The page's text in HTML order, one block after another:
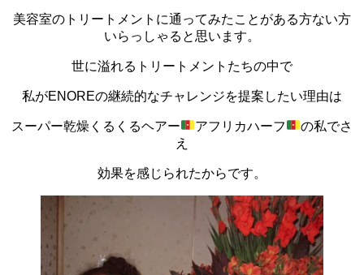
美容室のトリートメントに通ってみたことがある方ない方
いらっしゃると思います。
世に溢れるトリートメントたちの中で
私がENOREの継続的なチャレンジを提案したい理由は
スーパー乾燥くるくるヘアー アフリカハーフ
の私でさ
え
効果を感じられたからです。